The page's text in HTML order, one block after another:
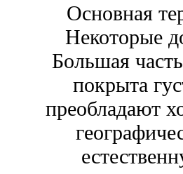
Основная
Некоторые
Большая
покрыта
преобладают